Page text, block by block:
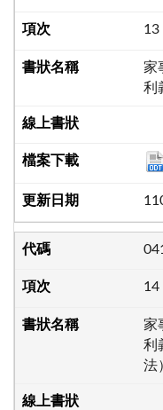
13
家
利
14
家
利
法